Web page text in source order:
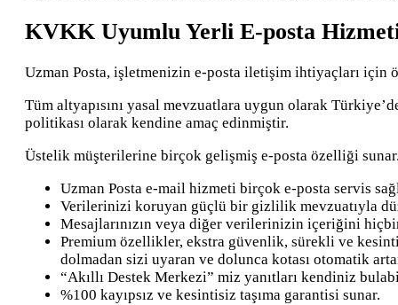
KVKK Uyumlu Yerli E-posta
Uzman Posta, işletmenizin e-posta iletişim ihtiyaçları için
Tüm altyapısını yasal mevzuatlara uygun olarak
politikası olarak kendine amaç edinmiştir.
Üstelik müşterilerine birçok gelişmiş e-posta özelliği
Uzman Posta e-mail hizmeti birçok e-posta servis
Verilerinizi koruyan güçlü bir gizlilik mevzuatıyla
Mesajlarınızın veya diğer verilerinizin içeriğini
Premium özellikler, ekstra güvenlik, sürekli ve
dolmadan sizi uyaran ve dolunca kotası otomatik
“Akıllı Destek Merkezi” miz yanıtları kendiniz
%100 kayıpsız ve kesintisiz taşıma garantisi sunar.